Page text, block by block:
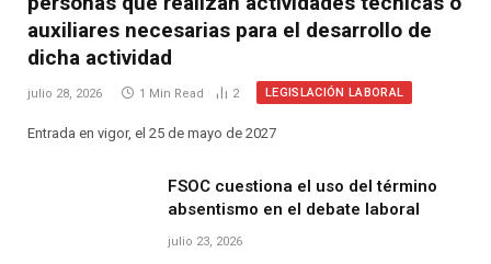
auxiliares necesarias para el desarrollo de
dicha actividad
julio 28, 2026 1 Min Read 2 LEGISLACIÓN LABORAL
Entrada en vigor, el 25 de mayo de 2027
FSOC cuestiona el uso del término
absentismo en el debate laboral
julio 23, 2026